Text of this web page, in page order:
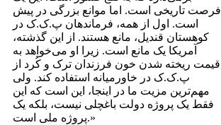
فرصت تاریخی است. اما موانع بزرگی در پیش
است. اول از همه، فرماندهان پ.ک.ک در
کوهستان قندیل، مانع هستند. از این گذشته،
آمریکا یک مانع است. زیرا او می‌خواهد به
قیمت ریخته شدن خون فرزندان ترک و کُرد از
پ.ک.ک در خاورمیانه استفاده کند. ولی
مهم‌ترین مزیت ما در اینجا، این است که این
فقط یک پروژه دولت باغچلی نیست، بلکه یک
پروژه ملی است.»